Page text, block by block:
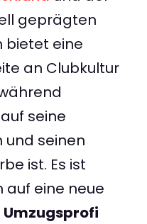
geprägten
bietet eine
an Clubkultur
seine
und seinen
ist. Es ist
auf eine neue
Umzugsprofi